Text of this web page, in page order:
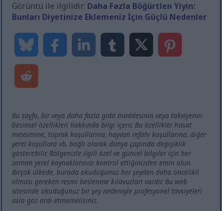
Görüntü ile ilgilidir: Daha Fazla Böğürtlen Yiyin:
Bunları Diyetinize Eklemeniz İçin Güçlü Nedenler
Bu sayfa, bir veya daha fazla gıda maddesinin veya takviyenin
besinsel özellikleri hakkında bilgi içerir. Bu özellikler hasat
mevsimine, toprak koşullarına, hayvan refahı koşullarına, diğer
yerel koşullara vb. bağlı olarak dünya çapında değişiklik
gösterebilir. Bölgenizle ilgili özel ve güncel bilgiler için her
zaman yerel kaynaklarınızı kontrol ettiğinizden emin olun.
Birçok ülkede, burada okuduğunuz her şeyden daha öncelikli
olması gereken resmi beslenme kılavuzları vardır. Bu web
sitesinde okuduğunuz bir şey nedeniyle profesyonel tavsiyeleri
asla göz ardı etmemelisiniz.